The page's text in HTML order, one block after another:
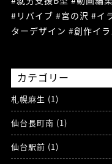
#リバイブ #宮の沢 #イ
ターデザイン #創作イ
カテゴリー
札幌麻生 (1)
仙台長町南 (1)
仙台駅前 (1)